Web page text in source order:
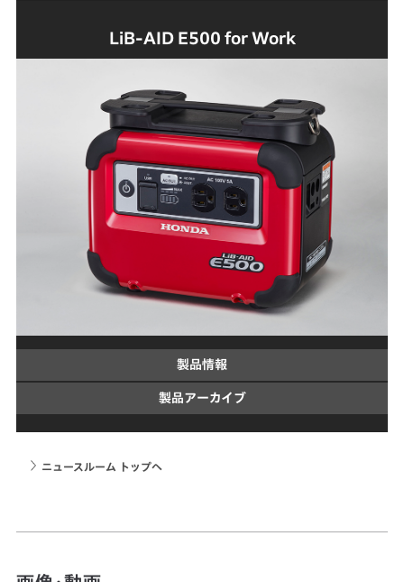
LiB-AID E500 for Work
製品情報
製品アーカイブ
ニュースルーム トップへ